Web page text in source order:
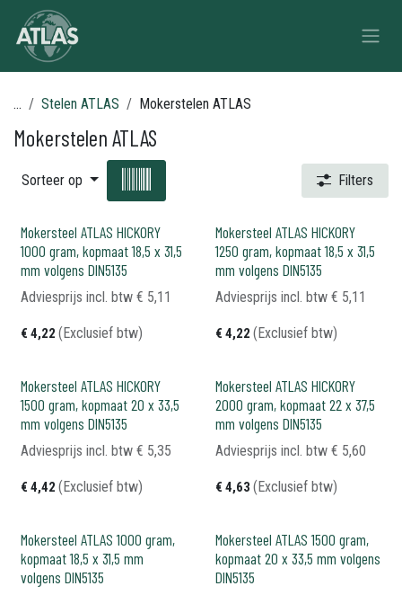
Overslaan naar inhoud
... Stelen ATLAS Mokerstelen ATLAS
Mokerstelen ATLAS
Sorteer op Filters
Mokersteel ATLAS HICKORY
1000 gram, kopmaat 18,5 x 31,5
mm volgens DIN5135
€ 4,22 (Exclusief btw)
Adviesprijs incl. btw € 5,11
Mokersteel ATLAS HICKORY
1250 gram, kopmaat 18,5 x 31,5
mm volgens DIN5135
€ 4,22 (Exclusief btw)
Adviesprijs incl. btw € 5,11
Mokersteel ATLAS HICKORY
1500 gram, kopmaat 20 x 33,5
mm volgens DIN5135
€ 4,42 (Exclusief btw)
Adviesprijs incl. btw € 5,35
Mokersteel ATLAS HICKORY
2000 gram, kopmaat 22 x 37,5
mm volgens DIN5135
€ 4,63 (Exclusief btw)
Adviesprijs incl. btw € 5,60
Mokersteel ATLAS 1000 gram,
kopmaat 18,5 x 31,5 mm
volgens DIN5135
Mokersteel ATLAS 1500 gram,
kopmaat 20 x 33,5 mm volgens
DIN5135